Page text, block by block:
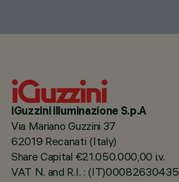
iGuzzini illuminazione S.p.A
Via Mariano Guzzini 37
62019 Recanati (Italy)
Share Capital €21.050.000,00 i.v.
VAT N. and R.I. : (IT)00082630435